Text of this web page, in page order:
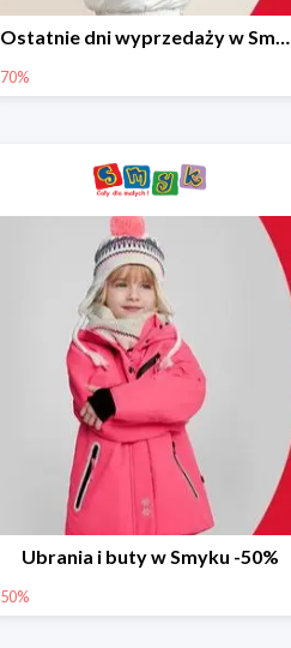
Ostatnie dni wyprzedaży w Smyku do -70%
70%
Ubrania i buty w Smyku -50%
50%